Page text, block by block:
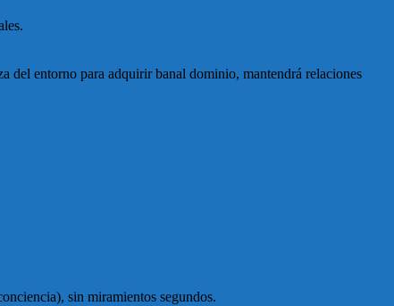
del entorno para adquirir banal dominio, mantendrá relaciones
sin miramientos segundos.